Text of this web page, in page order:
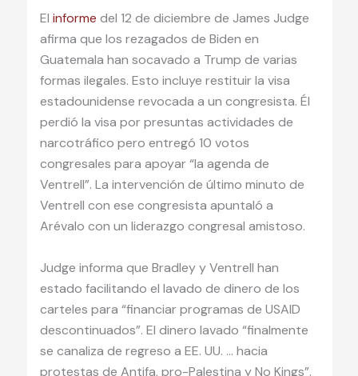
El informe del 12 de diciembre de James Judge
afirma que los rezagados de Biden en
Guatemala han socavado a Trump de varias
formas ilegales. Esto incluye restituir la visa
estadounidense revocada a un congresista. Él
perdió la visa por presuntas actividades de
narcotráfico pero entregó 10 votos
congresales para apoyar “la agenda de
Ventrell”. La intervención de último minuto de
Ventrell con ese congresista apuntaló a
Arévalo con un liderazgo congresal amistoso.
Judge informa que Bradley y Ventrell han
estado facilitando el lavado de dinero de los
carteles para “financiar programas de USAID
descontinuados”. El dinero lavado “finalmente
se canaliza de regreso a EE. UU. … hacia
protestas de Antifa, pro-Palestina y No Kings”.